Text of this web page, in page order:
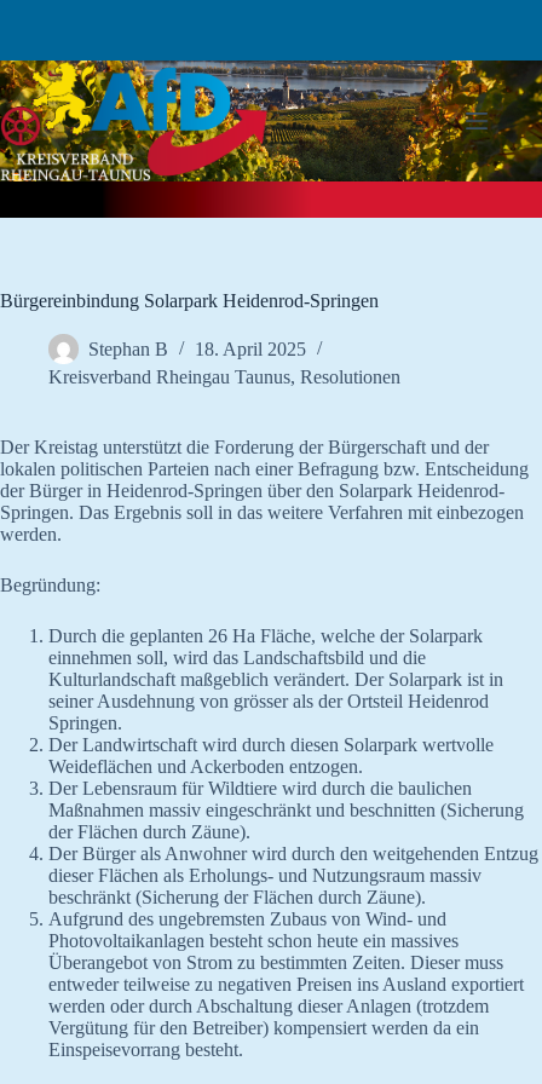
Bürgereinbindung Solarpark Heidenrod-Springen
Stephan B
18. April 2025
Kreisverband Rheingau Taunus, Resolutionen
Der Kreistag unterstützt die Forderung der Bürgerschaft und der
lokalen politischen Parteien nach einer Befragung bzw. Entscheidung
der Bürger in Heidenrod-Springen über den Solarpark Heidenrod-
Springen. Das Ergebnis soll in das weitere Verfahren mit einbezogen
werden.
Begründung:
Durch die geplanten 26 Ha Fläche, welche der Solarpark
einnehmen soll, wird das Landschaftsbild und die
Kulturlandschaft maßgeblich verändert. Der Solarpark ist in
seiner Ausdehnung von grösser als der Ortsteil Heidenrod
Springen.
Der Landwirtschaft wird durch diesen Solarpark wertvolle
Weideflächen und Ackerboden entzogen.
Der Lebensraum für Wildtiere wird durch die baulichen
Maßnahmen massiv eingeschränkt und beschnitten (Sicherung
der Flächen durch Zäune).
Der Bürger als Anwohner wird durch den weitgehenden Entzug
dieser Flächen als Erholungs- und Nutzungsraum massiv
beschränkt (Sicherung der Flächen durch Zäune).
Aufgrund des ungebremsten Zubaus von Wind- und
Photovoltaikanlagen besteht schon heute ein massives
Überangebot von Strom zu bestimmten Zeiten. Dieser muss
entweder teilweise zu negativen Preisen ins Ausland exportiert
werden oder durch Abschaltung dieser Anlagen (trotzdem
Vergütung für den Betreiber) kompensiert werden da ein
Einspeisevorrang besteht.